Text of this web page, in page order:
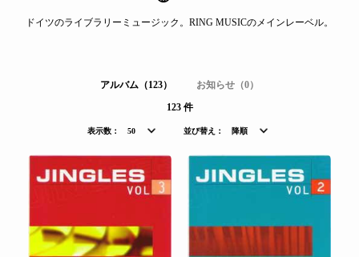
ドイツのライブラリーミュージック。RING MUSICのメインレーベル。
アルバム（123）
お知らせ（0）
123 件
表示数： 50 並び替え： 降順